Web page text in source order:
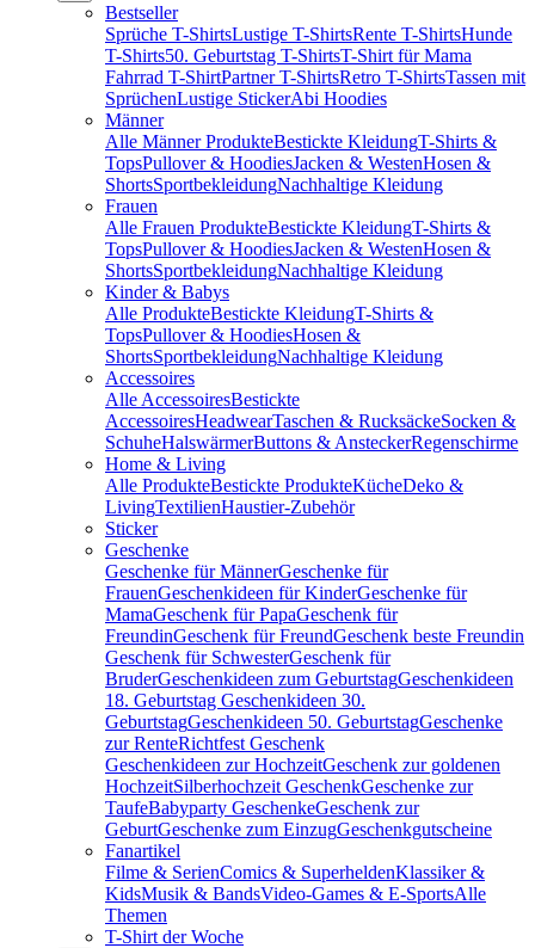
Bestseller
Sprüche T-ShirtsLustige T-ShirtsRente T-ShirtsHunde
T-Shirts50. Geburtstag T-ShirtsT-Shirt für Mama
Fahrrad T-ShirtPartner T-ShirtsRetro T-ShirtsTassen mit
SprüchenLustige StickerAbi Hoodies
Männer
Alle Männer ProdukteBestickte KleidungT-Shirts &
TopsPullover & HoodiesJacken & WestenHosen &
ShortsSportbekleidungNachhaltige Kleidung
Frauen
Alle Frauen ProdukteBestickte KleidungT-Shirts &
TopsPullover & HoodiesJacken & WestenHosen &
ShortsSportbekleidungNachhaltige Kleidung
Kinder & Babys
Alle ProdukteBestickte KleidungT-Shirts &
TopsPullover & HoodiesHosen &
ShortsSportbekleidungNachhaltige Kleidung
Accessoires
Alle AccessoiresBestickte
AccessoiresHeadwearTaschen & RucksäckeSocken &
SchuheHalswärmerButtons & AnsteckerRegenschirme
Home & Living
Alle ProdukteBestickte ProdukteKücheDeko &
LivingTextilienHaustier-Zubehör
Sticker
Geschenke
Geschenke für MännerGeschenke für
FrauenGeschenkideen für KinderGeschenke für
MamaGeschenk für PapaGeschenk für
FreundinGeschenk für FreundGeschenk beste Freundin
Geschenk für SchwesterGeschenk für
BruderGeschenkideen zum GeburtstagGeschenkideen
18. Geburtstag Geschenkideen 30.
GeburtstagGeschenkideen 50. GeburtstagGeschenke
zur RenteRichtfest Geschenk
Geschenkideen zur HochzeitGeschenk zur goldenen
HochzeitSilberhochzeit GeschenkGeschenke zur
TaufeBabyparty GeschenkeGeschenk zur
GeburtGeschenke zum EinzugGeschenkgutscheine
Fanartikel
Filme & SerienComics & SuperheldenKlassiker &
KidsMusik & BandsVideo-Games & E-SportsAlle
Themen
T-Shirt der Woche